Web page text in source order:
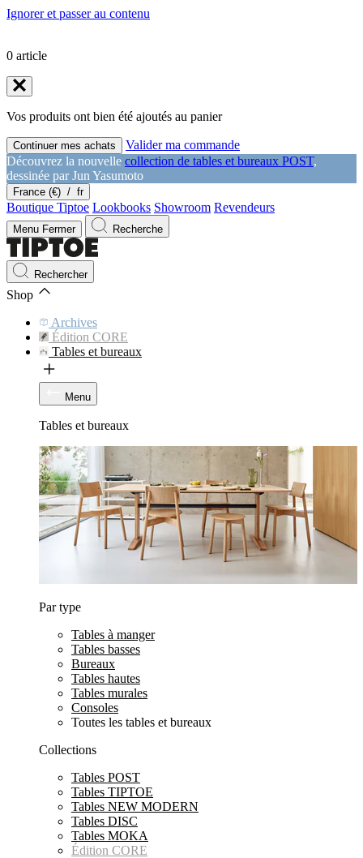
Ignorer et passer au contenu
0 article
Vos produits ont bien été ajoutés au panier
Continuer mes achats
Valider ma commande
Découvrez la nouvelle collection de tables et bureaux POST,
dessinée par Jun Yasumoto
France (€) / fr
Boutique Tiptoe Lookbooks Showroom Revendeurs
Menu Fermer Recherche
Rechercher
Shop
Archives
Édition CORE
Tables et bureaux
Menu
Tables et bureaux
Par type
Tables à manger
Tables basses
Bureaux
Tables hautes
Tables murales
Consoles
Toutes les tables et bureaux
Collections
Tables POST
Tables TIPTOE
Tables NEW MODERN
Tables DISC
Tables MOKA
Édition CORE